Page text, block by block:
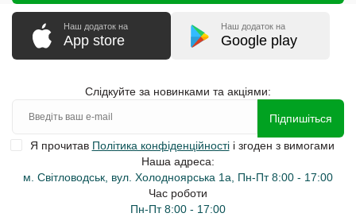
Наш додаток на
App store
Наш додаток на
Google play
Слідкуйте за новинками та акціями:
Підпишіться
Я прочитав Політика конфіденційностіі згоден з вимогами
Наша адреса:
м. Світловодськ, вул. Холодноярська 1а, Пн-Пт 8:00 - 17:00
Час роботи
Пн-Пт 8:00 - 17:00